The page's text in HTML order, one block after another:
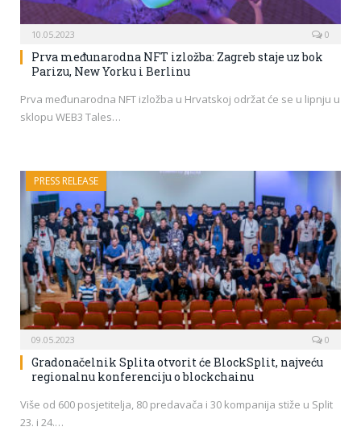
10.05.2023 0
Prva međunarodna NFT izložba: Zagreb staje uz bok
Parizu, New Yorku i Berlinu
Prva međunarodna NFT izložba u Hrvatskoj održat će se u lipnju u
sklopu WEB3 Tales…
PRESS RELEASE
09.05.2023 0
Gradonačelnik Splita otvorit će BlockSplit, najveću
regionalnu konferenciju o blockchainu
Više od 600 posjetitelja, 80 predavača i 30 kompanija stiže u Split
23. i 24.…